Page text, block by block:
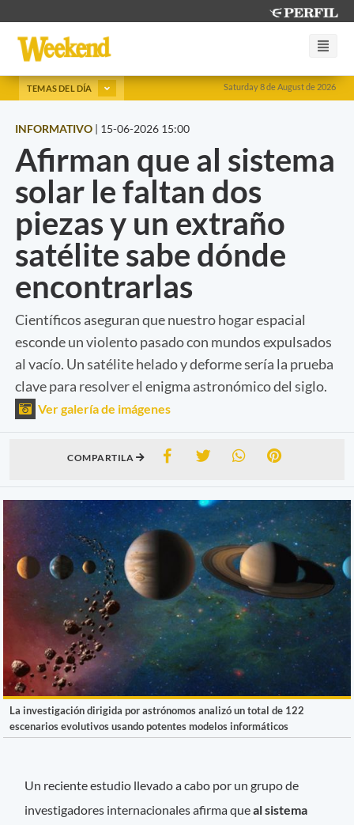
Saturday 8 de August de 2026
TEMAS DEL DÍA
INFORMATIVO | 15-06-2026 15:00
Afirman que al sistema
solar le faltan dos
piezas y un extraño
satélite sabe dónde
encontrarlas
Científicos aseguran que nuestro hogar espacial
esconde un violento pasado con mundos expulsados
al vacío. Un satélite helado y deforme sería la prueba
clave para resolver el enigma astronómico del siglo.
Ver galería de imágenes
COMPARTILA
La investigación dirigida por astrónomos analizó un total de 122
escenarios evolutivos usando potentes modelos informáticos
Un reciente estudio llevado a cabo por un grupo de
investigadores internacionales afirma queal sistema